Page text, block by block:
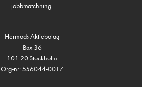
jobbmatchning.
Hermods Aktiebolag
Box 36
101 20 Stockholm
Org-nr: 556044-0017